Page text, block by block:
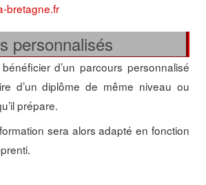
bretagne.fr
personnalisés
d’un parcours personnalisé
d’un diplôme de même niveau ou
prépare.
sera alors adapté en fonction